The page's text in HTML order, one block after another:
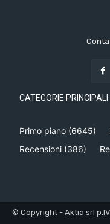
CATEGORIE PRINCIPALI
Primo piano (6645)
Recensioni (386)
© Copyright - Aktia srl